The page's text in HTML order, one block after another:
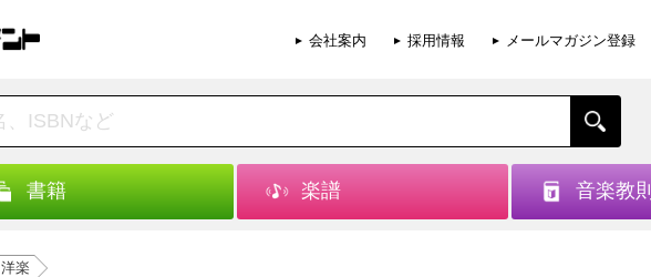
会社案内 採用情報 メールマガジン登録
書籍 楽譜 音楽教則
洋楽